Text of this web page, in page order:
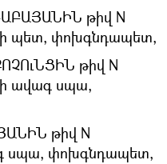
թիվ N
պետ, փոխգնդապետ,
թիվ N
ավագ սպա,
թիվ N
սպա, փոխգնդապետ,